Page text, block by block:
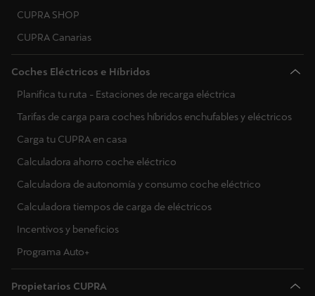
CUPRA SHOP
CUPRA Canarias
Coches Eléctricos e Híbridos
Planifica tu ruta - Estaciones de recarga eléctrica
Tarifas de carga para coches híbridos enchufables y eléctricos
Carga tu CUPRA en casa
Calculadora ahorro coche eléctrico
Calculadora de autonomía y consumo coche eléctrico
Calculadora tiempos de carga de eléctricos
Incentivos y beneficios
Programa Auto+
Propietarios CUPRA